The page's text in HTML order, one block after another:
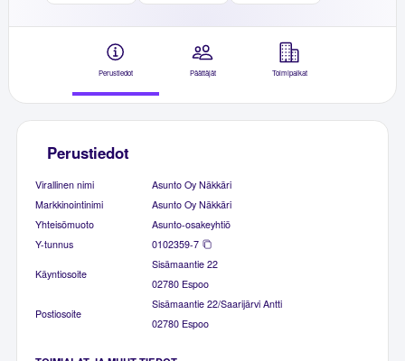
Perustiedot Päättäjät Toimipaikat
Perustiedot
Virallinen nimi
Asunto Oy Näkkäri
Markkinointinimi
Asunto Oy Näkkäri
Yhteisömuoto
Asunto-osakeyhtiö
Y-tunnus
0102359-7
Käyntiosoite
Sisämaantie 22
02780 Espoo
Postiosoite
Sisämaantie 22/Saarijärvi Antti
02780 Espoo